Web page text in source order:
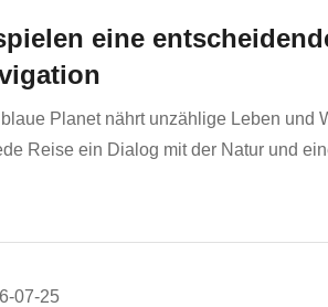
eine
Planet nährt unzählige Leben und
Reise ein Dialog mit der Natur und
07-25